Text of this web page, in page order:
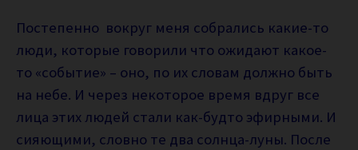
Постепенно вокруг меня собрались какие-то
люди, которые говорили что ожидают какое-
то «событие» – оно, по их словам должно быть
на небе. И через некоторое время вдруг все
лица этих людей стали как-будто эфирными. И
сияющими, словно те два солнца-луны. После